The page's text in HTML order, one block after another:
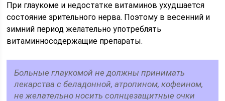
При глаукоме и недостатке витаминов ухудшается
состояние зрительного нерва. Поэтому в весенний и
зимний период желательно употреблять
витаминносодержащие препараты.
Больные глаукомой не должны принимать
лекарства с беладонной, атропином, кофеином,
не желательно носить солнцезащитные очки